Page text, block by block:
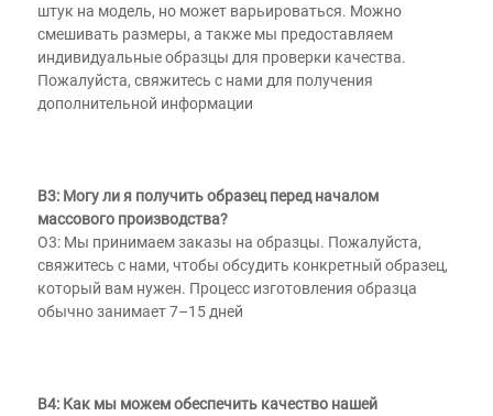
штук на модель, но может варьироваться. Можно
смешивать размеры, а также мы предоставляем
индивидуальные образцы для проверки качества.
Пожалуйста, свяжитесь с нами для получения
дополнительной информации
В3: Могу ли я получить образец перед началом
массового производства?
О3: Мы принимаем заказы на образцы. Пожалуйста,
свяжитесь с нами, чтобы обсудить конкретный образец,
который вам нужен. Процесс изготовления образца
обычно занимает 7–15 дней
В4: Как мы можем обеспечить качество нашей